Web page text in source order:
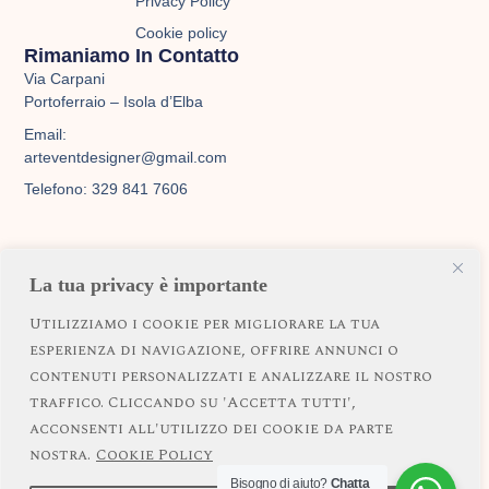
La tua privacy è importante
Utilizziamo i cookie per migliorare la tua
esperienza di navigazione, offrire annunci o
contenuti personalizzati e analizzare il nostro
traffico. Cliccando su 'Accetta tutti',
acconsenti all'utilizzo dei cookie da parte
nostra. Cookie Policy
r
a
m
o
k
Rimaniamo In Contatto
Via Carpani
Portoferraio – Isola d’Elba
Email:
arteventdesigner@gmail.com
Telefono: 329 841 7606
Matrimoni
Eventi privati
Eventi aziendali
Servizi personalizzati
Cookie policy
Bisogno di aiuto? Chatta